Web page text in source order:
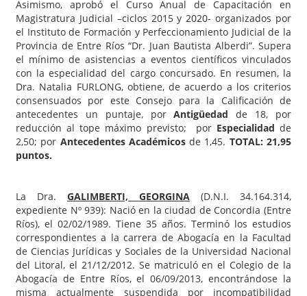
Asimismo, aprobó el Curso Anual de Capacitación en
Magistratura Judicial –ciclos 2015 y 2020- organizados por
el Instituto de Formación y Perfeccionamiento Judicial de la
Provincia de Entre Ríos “Dr. Juan Bautista Alberdi”. Supera
el mínimo de asistencias a eventos científicos vinculados
con la especialidad del cargo concursado. En resumen, la
Dra. Natalia FURLONG, obtiene, de acuerdo a los criterios
consensuados por este Consejo para la Calificación de
antecedentes un puntaje, porAntigüedadde 18, por
reducción al tope máximo previsto; por Especialidad de
2,50; por Antecedentes Académicosde 1,45. TOTAL: 21,95
puntos.
La Dra. GALIMBERTI, GEORGINA
(D.N.I. 34.164.314,
expediente Nº 939): Nació en la ciudad de Concordia (Entre
Ríos), el 02/02/1989. Tiene 35 años. Terminó los estudios
correspondientes a la carrera de Abogacía en la Facultad
de Ciencias Jurídicas y Sociales de la Universidad Nacional
del Litoral, el 21/12/2012. Se matriculó en el Colegio de la
Abogacía de Entre Ríos, el 06/09/2013, encontrándose la
misma actualmente suspendida por incompatibilidad